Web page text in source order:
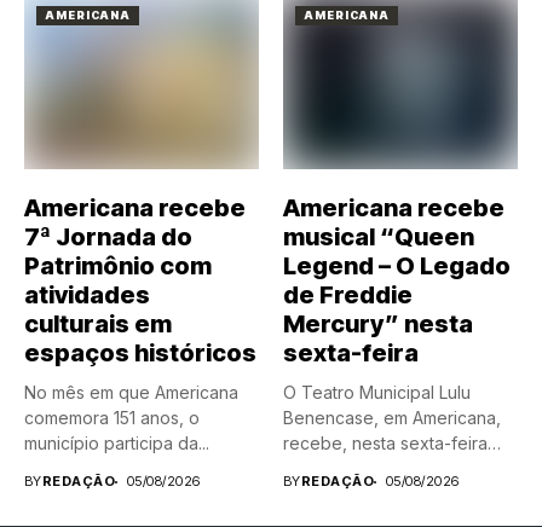
AMERICANA
Americana recebe
7ª Jornada do
Patrimônio com
atividades
culturais em
espaços históricos
No mês em que Americana
comemora 151 anos, o
município participa da...
BYREDAÇÃO 05/08/2026
AMERICANA
Americana recebe
musical “Queen
Legend – O Legado
de Freddie
Mercury” nesta
sexta-feira
O Teatro Municipal Lulu
Benencase, em Americana,
recebe, nesta sexta-feira
BYREDAÇÃO 05/08/2026